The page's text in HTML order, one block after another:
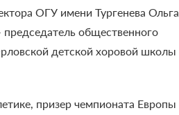
ОГУ имени Тургенева Ольга
общественного
детской хоровой школы
призер чемпионата Европы